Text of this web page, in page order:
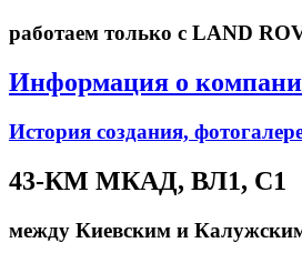
работаем только с LAND
Информация о
История создания,
43-КМ МКАД, ВЛ1, С1
между Киевским и